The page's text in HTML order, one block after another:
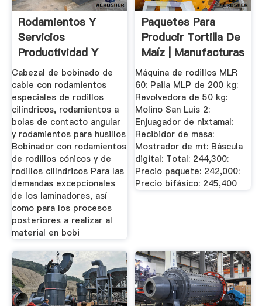
Rodamientos Y
Servicios
Productividad Y
Fiabilidad Para La ...
Cabezal de bobinado de
cable con rodamientos
especiales de rodillos
cilíndricos, rodamientos a
bolas de contacto angular
y rodamientos para husillos
Bobinador con rodamientos
de rodillos cónicos y de
rodillos cilíndricos Para las
demandas excepcionales
de los laminadores, así
como para los procesos
posteriores a realizar al
material en bobi
Paquetes Para
Producir Tortilla De
Maíz | Manufacturas
Lenin
Máquina de rodillos MLR
60: Paila MLP de 200 kg:
Revolvedora de 50 kg:
Molino San Luis 2:
Enjuagador de nixtamal:
Recibidor de masa:
Mostrador de mt: Báscula
digital: Total: 244,300:
Precio paquete: 242,000:
Precio bifásico: 245,400